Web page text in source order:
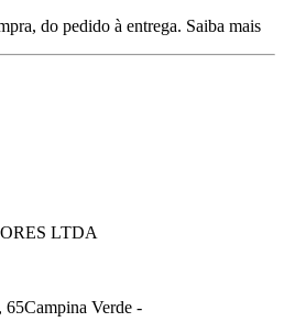
do pedido à entrega. Saiba mais
LTDA
65Campina Verde -